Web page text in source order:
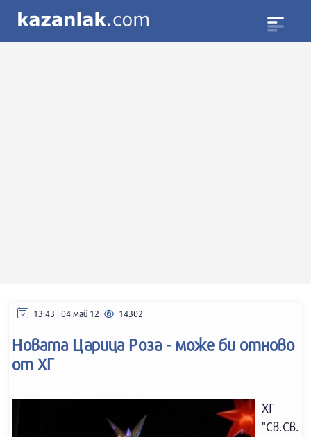
13:43 | 04 май 12 14302
Новата Царица Роза - може би отново
от ХГ
ХГ
"Св.Св.